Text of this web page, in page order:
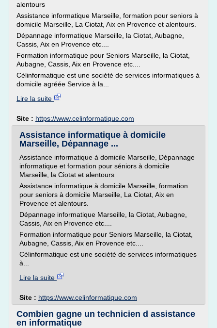
alentours
Assistance informatique Marseille, formation pour seniors à
domicile Marseille, La Ciotat, Aix en Provence et alentours.
Dépannage informatique Marseille, la Ciotat, Aubagne,
Cassis, Aix en Provence etc....
Formation informatique pour Seniors Marseille, la Ciotat,
Aubagne, Cassis, Aix en Provence etc....
Célinformatique est une société de services informatiques à
domicile agréée Service à la...
Lire la suite
Site : https://www.celinformatique.com
Assistance informatique à domicile
Marseille, Dépannage ...
Assistance informatique à domicile Marseille, Dépannage
informatique et formation pour séniors à domicile
Marseille, la Ciotat et alentours
Assistance informatique à domicile Marseille, formation
pour seniors à domicile Marseille, La Ciotat, Aix en
Provence et alentours.
Dépannage informatique Marseille, la Ciotat, Aubagne,
Cassis, Aix en Provence etc....
Formation informatique pour Seniors Marseille, la Ciotat,
Aubagne, Cassis, Aix en Provence etc....
Célinformatique est une société de services informatiques
à...
Lire la suite
Site : https://www.celinformatique.com
Combien gagne un technicien d assistance
en informatique